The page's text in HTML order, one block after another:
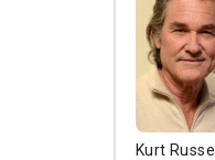
Kurt Russell